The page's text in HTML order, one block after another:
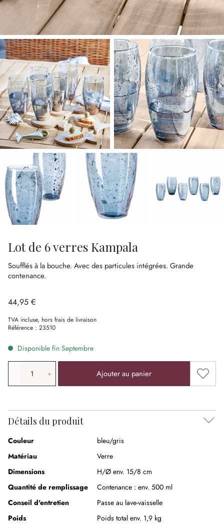
Lot de 6 verres Kampala
Soufflés à la bouche. Avec des particules intégrées. Grande
contenance.
44,95 €
TVA incluse, hors frais de livraison
Référence : 23510
Disponible fin Septembre
Quantité de produit: saisissez la valeur souhaitée ou
Ajouter au panier
Détails du produit
Couleur
bleu/gris
Matériau
Verre
Dimensions
H/Ø env. 15/8 cm
Quantité de remplissage
Contenance : env. 500 ml
Conseil d'entretien
Passe au lave-vaisselle
Poids
Poids total env. 1,9 kg